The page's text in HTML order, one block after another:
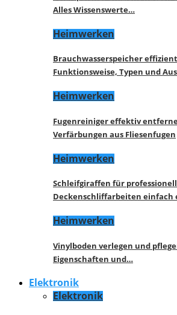
Alles Wissenswerte…
Heimwerken
Brauchwasserspeicher
Funktionsweise, Typen und
Heimwerken
Fugenreiniger effektiv
Verfärbungen aus Fliesenfugen
Heimwerken
Schleifgiraffen für
Deckenschliffarbeiten einfach
Heimwerken
Vinylboden verlegen und
Eigenschaften und…
Elektronik
Elektronik